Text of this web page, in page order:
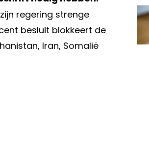
regering strenge
besluit blokkeert de
Iran, Somalië